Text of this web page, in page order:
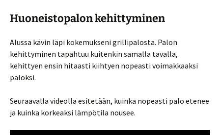
Huoneistopalon kehittyminen
Alussa kävin läpi kokemukseni grillipalosta. Palon
kehittyminen tapahtuu kuitenkin samalla tavalla,
kehittyen ensin hitaasti kiihtyen nopeasti voimakkaaksi
paloksi.
Seuraavalla videolla esitetään, kuinka nopeasti palo etenee
ja kuinka korkeaksi lämpötila nousee.